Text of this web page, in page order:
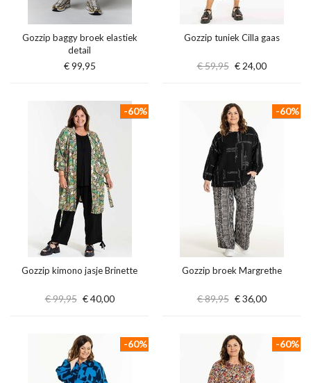
Gozzip baggy broek elastiek
detail
€ 99,95
Gozzip tuniek Cilla gaas
€ 59,95 € 24,00
Gozzip kimono jasje Brinette
€ 99,95 € 40,00
-60%
Gozzip broek Margrethe
€ 89,95 € 36,00
-60%
-60% -60%